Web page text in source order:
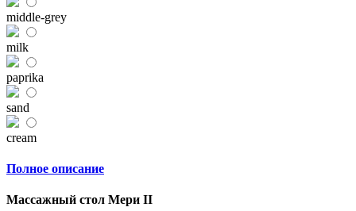
middle-grey
milk
paprika
sand
cream
Полное описание
Массажный стол Мери II